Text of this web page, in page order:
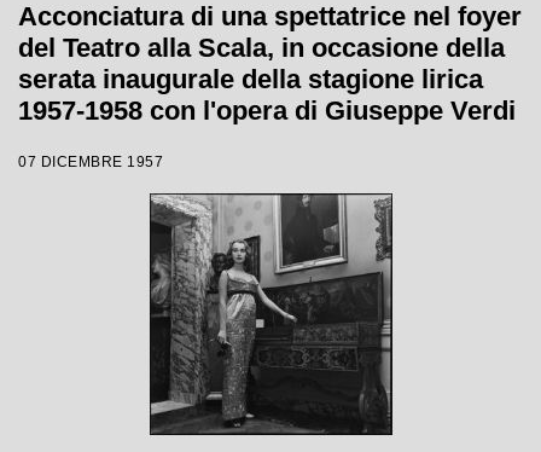
Acconciatura di una spettatrice nel foyer
del Teatro alla Scala, in occasione della
serata inaugurale della stagione lirica
1957-1958 con l'opera di Giuseppe Verdi
Gianandrea Gavazzeni e con la regia di
Margherita Wallmann
07 DICEMBRE 1957